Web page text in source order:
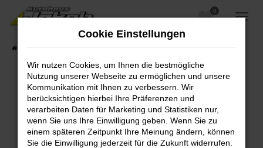
Zum
Hauptinhalt
0
Fehler: Network Error
Beim Laden ist ein Fehler aufgetreten.
Hier sind ein paar Tipps, die dir helfen können:
Cookie Einstellungen
Wir nutzen Cookies, um Ihnen die bestmögliche
Nutzung unserer Webseite zu ermöglichen und unsere
Kommunikation mit Ihnen zu verbessern. Wir
berücksichtigen hierbei Ihre Präferenzen und
verarbeiten Daten für Marketing und Statistiken nur,
wenn Sie uns Ihre Einwilligung geben. Wenn Sie zu
einem späteren Zeitpunkt Ihre Meinung ändern, können
Sie die Einwilligung jederzeit für die Zukunft widerrufen.